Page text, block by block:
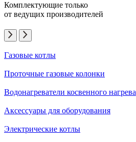
Комплектующие только
от ведущих производителей
Газовые котлы
Проточные газовые колонки
Водонагреватели косвенного нагрева
Аксессуары для оборудования
Электрические котлы